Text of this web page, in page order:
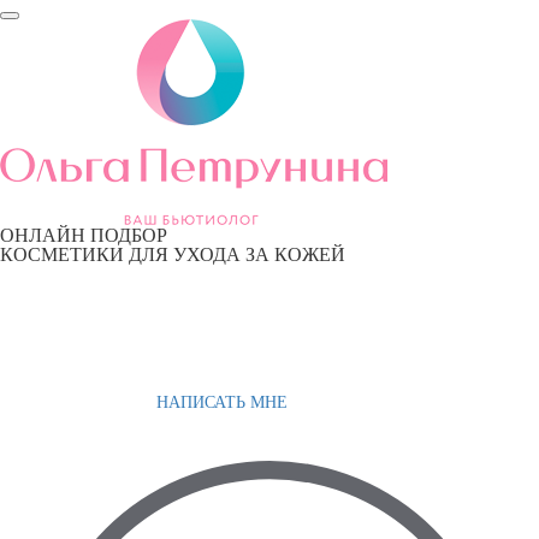
ОНЛАЙН ПОДБОР
КОСМЕТИКИ ДЛЯ УХОДА ЗА КОЖЕЙ
НАПИСАТЬ МНЕ